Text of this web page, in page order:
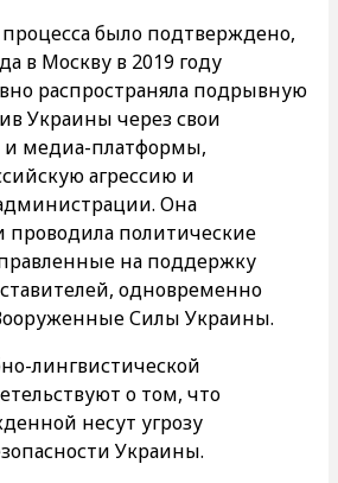
процесса было подтверждено,
в Москву в 2019 году
распространяла подрывную
Украины через свои
и медиа-платформы,
агрессию и
Она
проводила политические
на поддержку
одновременно
Силы Украины.
лингвистической
о том, что
несут угрозу
Украины.